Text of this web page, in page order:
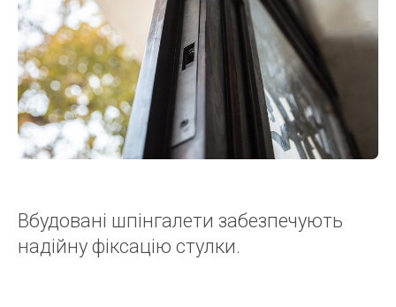
Вбудовані шпінгалети забезпечують
надійну фіксацію стулки.